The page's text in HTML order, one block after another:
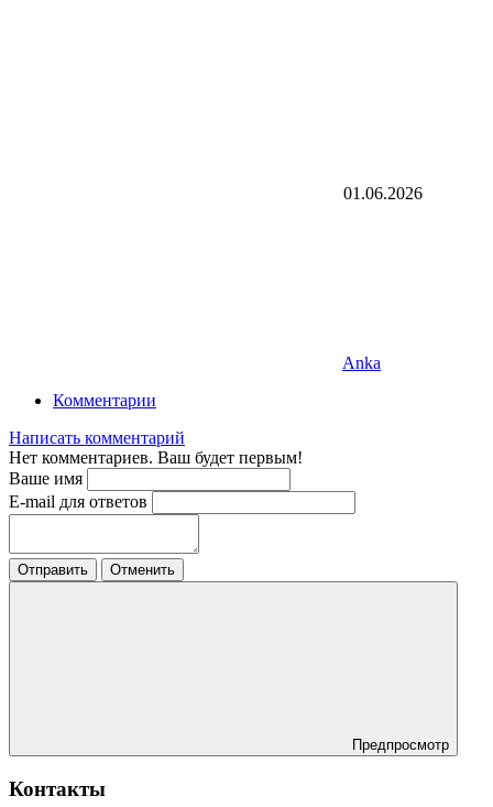
01.06.2026
Anka
Комментарии
Написать комментарий
Нет комментариев. Ваш будет первым!
Ваше имя
E-mail для ответов
Отправить Отменить
Предпросмотр
Контакты